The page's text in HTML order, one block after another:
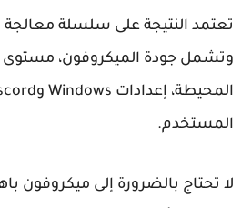
تعتمد النتيجة على سلسلة معالجة
وتشمل جودة الميكروفون، مستوى
المستخدم.
لا تحتاج بالضرورة إلى ميكروفون